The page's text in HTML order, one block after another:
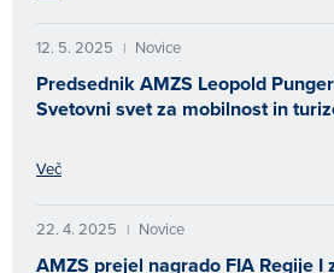
12. 5. 2025 | Novice
Predsednik AMZS Leopold
Svetovni svet za mobilnost in
Več
22. 4. 2025 | Novice
AMZS prejel nagrado FIA Regije